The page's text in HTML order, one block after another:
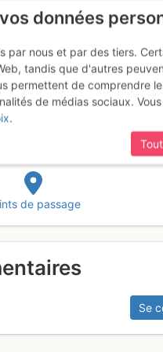
de passage
Se
données
par nous et par des tiers.
tandis que d'autres
permettent de comprendre
de médias sociaux.
.